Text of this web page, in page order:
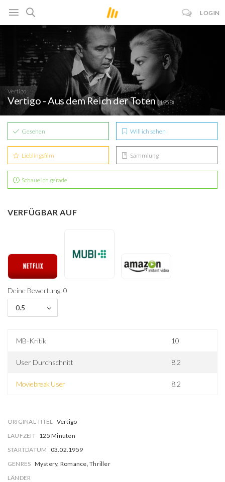
LOGIN
Vertigo
Vertigo - Aus dem Reich der Toten(1958)
Gesehen Will ich sehen
Lieblingsfilm Sammlung
Schaue ich gerade
VERFÜGBAR AUF
Deine Bewertung: 0
0.5
MB-Kritik 10
User Durchschnitt 8.2
Moviebreak User 8.2
ORIGINAL TITEL Vertigo
LAUFZEIT 125 Minuten
STARTDATUM
03.02.1959
GENRES Mystery, Romance, Thriller
LÄNDER